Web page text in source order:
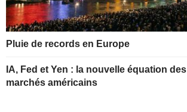
Pluie de records en Europe
IA, Fed et Yen : la nouvelle équation des
marchés américains